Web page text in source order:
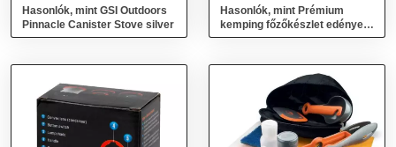
Hasonlók, mint GSI Outdoors
Pinnacle Canister Stove silver
Hasonlók, mint Prémium
kemping főzőkészlet edények
poharak kétszemélyes